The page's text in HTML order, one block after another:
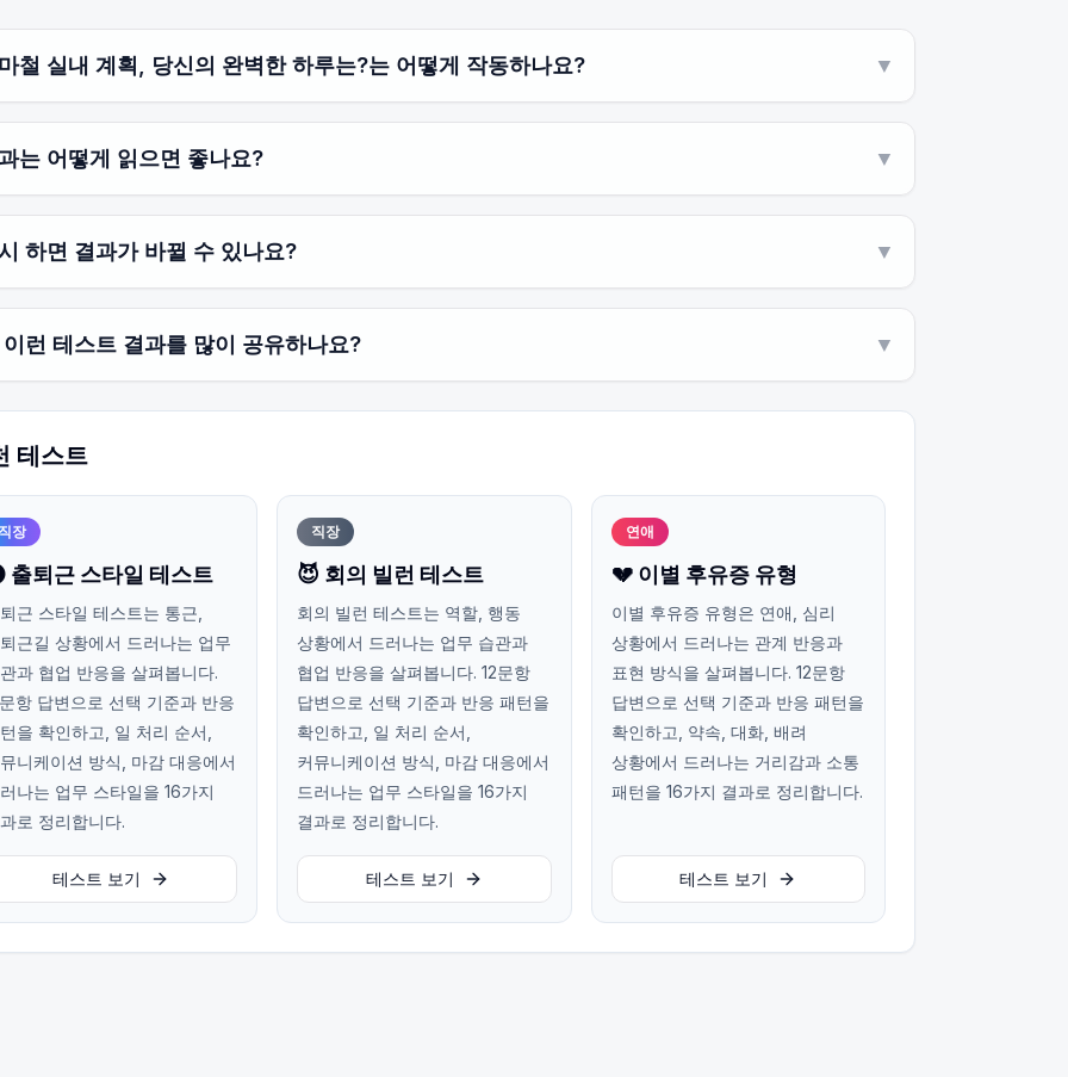
철 실내 계획, 당신의 완벽한 하루는?는 어떻게 작동하나요? ▼
는 어떻게 읽으면 좋나요? ▼
하면 결과가 바뀔 수 있나요? ▼
런 테스트 결과를 많이 공유하나요? ▼
테스트
장
출퇴근 스타일 테스트
근 스타일 테스트는 통근,
근길 상황에서 드러나는 업무
과 협업 반응을 살펴봅니다.
항 답변으로 선택 기준과 반응
을 확인하고, 일 처리 순서,
니케이션 방식, 마감 대응에서
나는 업무 스타일을 16가지
로 정리합니다.
테스트 보기
직장
😈 회의 빌런 테스트
회의 빌런 테스트는 역할, 행동
상황에서 드러나는 업무 습관과
협업 반응을 살펴봅니다. 12문항
답변으로 선택 기준과 반응 패턴을
확인하고, 일 처리 순서,
커뮤니케이션 방식, 마감 대응에서
드러나는 업무 스타일을 16가지
결과로 정리합니다.
테스트 보기
연애
💔 이별 후유증 유형
이별 후유증 유형은 연애, 심리
상황에서 드러나는 관계 반응과
표현 방식을 살펴봅니다. 12문항
답변으로 선택 기준과 반응 패턴을
확인하고, 약속, 대화, 배려
상황에서 드러나는 거리감과 소통
패턴을 16가지 결과로 정리합니다.
테스트 보기